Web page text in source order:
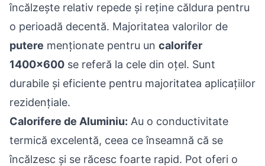
încălzește relativ repede și reține căldura pentru
o perioadă decentă. Majoritatea valorilor de
putere menționate pentru un calorifer
1400x600 se referă la cele din oțel. Sunt
durabile și eficiente pentru majoritatea aplicațiilor
rezidențiale.
Calorifere de Aluminiu: Au o conductivitate
termică excelentă, ceea ce înseamnă că se
încălzesc și se răcesc foarte rapid. Pot oferi o